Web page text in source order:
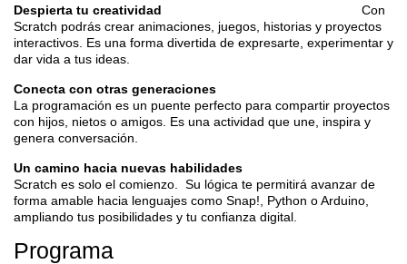
Despierta tu creatividad
Con
Scratch podrás crear animaciones, juegos, historias y proyectos
interactivos. Es una forma divertida de expresarte, experimentar y
dar vida a tus ideas.
Conecta con otras generaciones
La programación es un puente perfecto para compartir proyectos
con hijos, nietos o amigos. Es una actividad que une, inspira y
genera conversación.
Un camino hacia nuevas habilidades
Scratch es solo el comienzo. Su lógica te permitirá avanzar de
forma amable hacia lenguajes como Snap!, Python o Arduino,
ampliando tus posibilidades y tu confianza digital.
Programa